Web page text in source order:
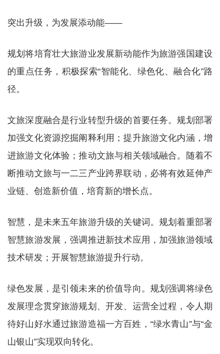
突出升级，为发展添动能——
规划将培育壮大旅游业发展新动能作为旅游强国建设
的重点任务，积极探索“智能化、绿色化、融合化”路
径。
文旅深度融合是行业转型升级的首要任务。规划部署
加强文化资源挖掘阐释利用；提升旅游文化内涵，增
进旅游文化体验；推动文旅与相关领域融合。随着不
断推动文旅与一二三产业跨界联动，必将有效延伸产
业链、创造新价值，培育新的增长点。
智慧，是未来五年旅游升级的关键词。规划着重部署
智慧旅游发展，强调推进新技术应用，加强旅游领域
技术研发；开展智慧旅游提升行动。
绿色发展，是引领未来的价值导向。规划强调将绿色
发展理念贯穿旅游规划、开发、运营全过程，令人期
待好山好水通过旅游造福一方百姓，“绿水青山”与“金
山银山”实现双向转化。